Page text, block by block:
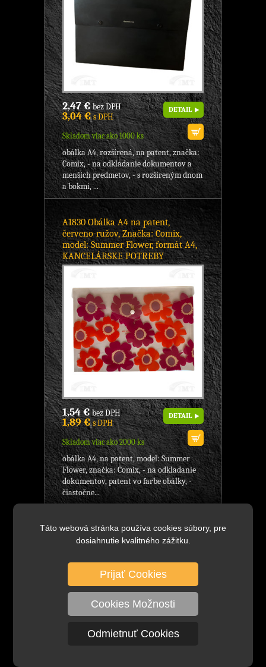
Táto webová stránka používa cookies súbory, pre
dosiahnutie kvalitného zážitku.
Prijať Cookies
Cookies Možnosti
Odmietnuť Cookies
2,47 €bez DPH
3,04 €s DPH
Skladom viac ako 1000 ks
DETAIL
obálka A4, rozšírená, na patent, značka:
Comix, - na odkladanie dokumentov a
menších predmetov, - s rozšíreným dnom
a bokmi, ...
A1830 Obálka A4 na patent,
červeno-ružov, Značka: Comix,
model: Summer Flower, formát A4,
KANCELÁRSKE POTREBY
1,54 €bez DPH
1,89 €s DPH
Skladom viac ako 2000 ks
DETAIL
obálka A4, na patent, model: Summer
Flower, značka: Comix, - na odkladanie
dokumentov, patent vo farbe obálky, -
čiastočne...
A1707 Obálka A4 na patent, modrá,
Značka: Comix, model: Economic,
POTREBY